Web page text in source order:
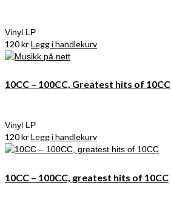
Vinyl LP
120kr Legg i handlekurv
10CC – 100CC, Greatest hits of 10CC
Vinyl LP
120kr Legg i handlekurv
10CC – 100CC, greatest hits of 10CC